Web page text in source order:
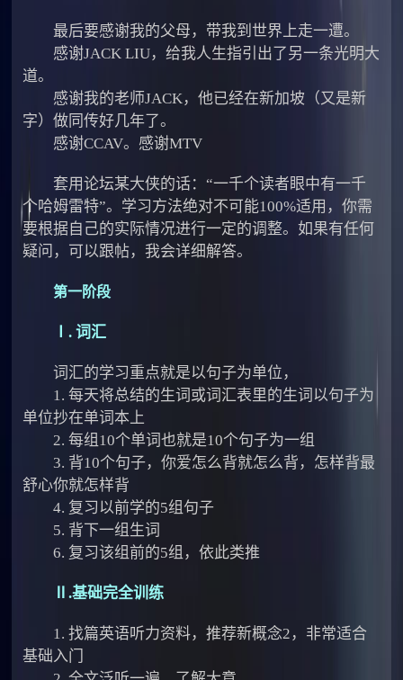
最后要感谢我的父母，带我到世界上走一遭。
感谢JACK LIU，给我人生指引出了另一条光明大
道。
感谢我的老师JACK，他已经在新加坡（又是新
字）做同传好几年了。
感谢CCAV。感谢MTV
套用论坛某大侠的话：“一千个读者眼中有一千
个哈姆雷特”。学习方法绝对不可能100%适用，你需
要根据自己的实际情况进行一定的调整。如果有任何
疑问，可以跟帖，我会详细解答。
第一阶段
Ⅰ. 词汇
词汇的学习重点就是以句子为单位，
1. 每天将总结的生词或词汇表里的生词以句子为
单位抄在单词本上
2. 每组10个单词也就是10个句子为一组
3. 背10个句子，你爱怎么背就怎么背，怎样背最
舒心你就怎样背
4. 复习以前学的5组句子
5. 背下一组生词
6. 复习该组前的5组，依此类推
Ⅱ.基础完全训练
1. 找篇英语听力资料，推荐新概念2，非常适合
基础入门